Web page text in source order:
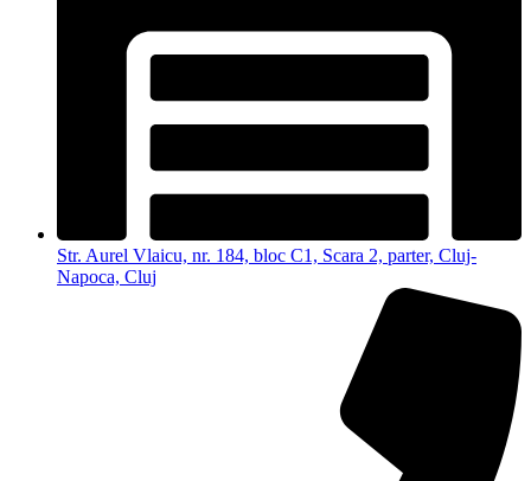
Str. Aurel Vlaicu, nr. 184, bloc C1, Scara 2, parter, Cluj-
Napoca, Cluj